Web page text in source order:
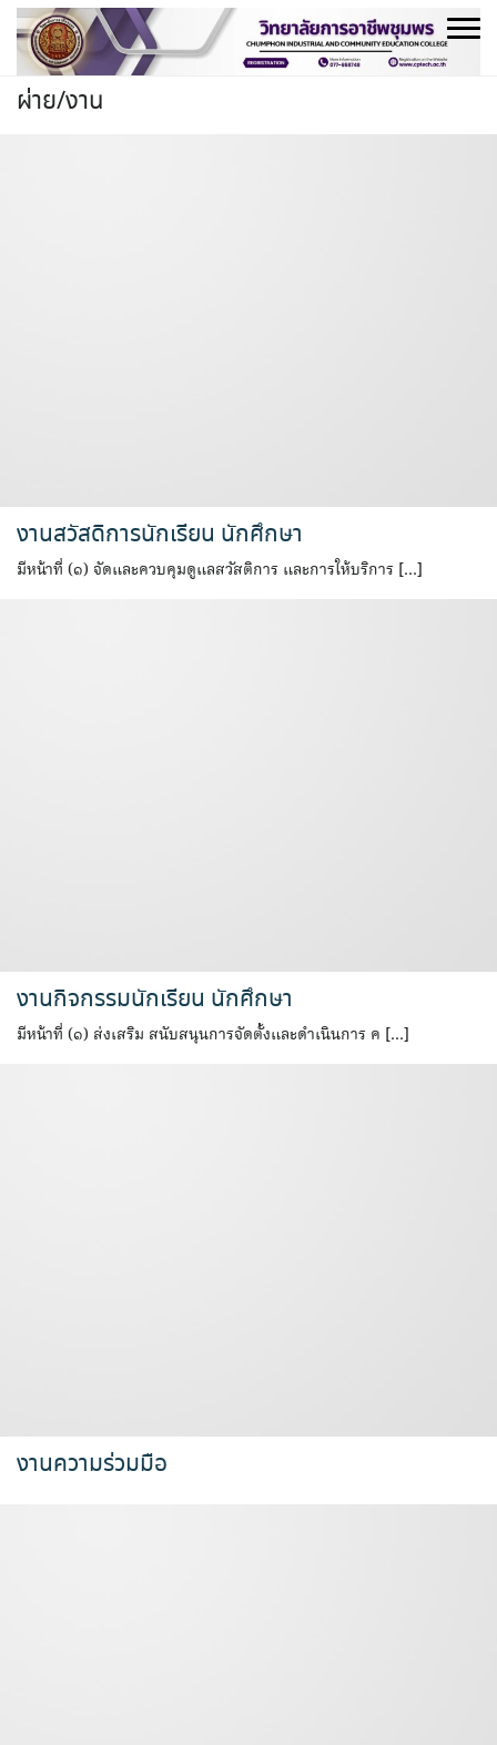
Skip
content
ผ่าย/งาน
งานสวัสดิการนักเรียน นักศึกษา
มีหน้าที่ (๑) จัดและควบคุมดูแลสวัสติการ และการให้บริการ […]
งานกิจกรรมนักเรียน นักศึกษา
มีหน้าที่ (๑) ส่งเสริม สนับสนุนการจัดตั้งและดำเนินการ ค […]
งานความร่วมมือ